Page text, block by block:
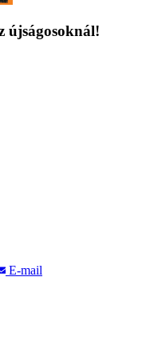
újságosoknál!
E-mail